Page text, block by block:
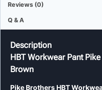
Reviews (0)
Q & A
Description
HBT Workwear Pant
Brown
Pike Brothers HBT